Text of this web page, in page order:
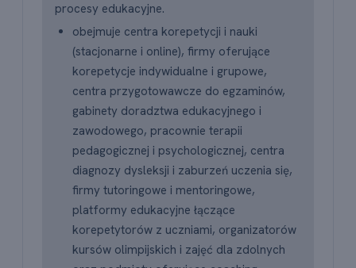
procesy edukacyjne.
obejmuje centra korepetycji i nauki
(stacjonarne i online), firmy oferujące
korepetycje indywidualne i grupowe,
centra przygotowawcze do egzaminów,
gabinety doradztwa edukacyjnego i
zawodowego, pracownie terapii
pedagogicznej i psychologicznej, centra
diagnozy dysleksji i zaburzeń uczenia się,
firmy tutoringowe i mentoringowe,
platformy edukacyjne łączące
korepetytorów z uczniami, organizatorów
kursów olimpijskich i zajęć dla zdolnych